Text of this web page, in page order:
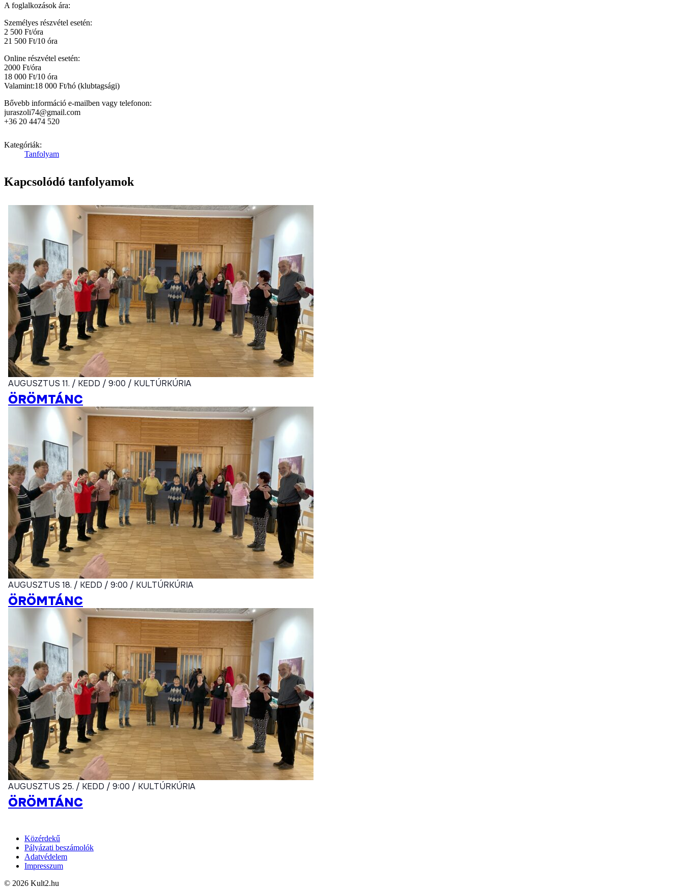
A foglalkozások ára:
Személyes részvétel esetén:
2 500 Ft/óra
21 500 Ft/10 óra
Online részvétel esetén:
2000 Ft/óra
18 000 Ft/10 óra
Valamint:18 000 Ft/hó (klubtagsági)
Bővebb információ e-mailben vagy telefonon:
juraszoli74@gmail.com
+36 20 4474 520
Kategóriák:
Tanfolyam
Kapcsolódó tanfolyamok
AUGUSZTUS 11. / KEDD / 9:00 / KULTÚRKÚRIA
ÖRÖMTÁNC
AUGUSZTUS 18. / KEDD / 9:00 / KULTÚRKÚRIA
ÖRÖMTÁNC
AUGUSZTUS 25. / KEDD / 9:00 / KULTÚRKÚRIA
ÖRÖMTÁNC
Közérdekű
Pályázati beszámolók
Adatvédelem
Impresszum
© 2026 Kult2.hu